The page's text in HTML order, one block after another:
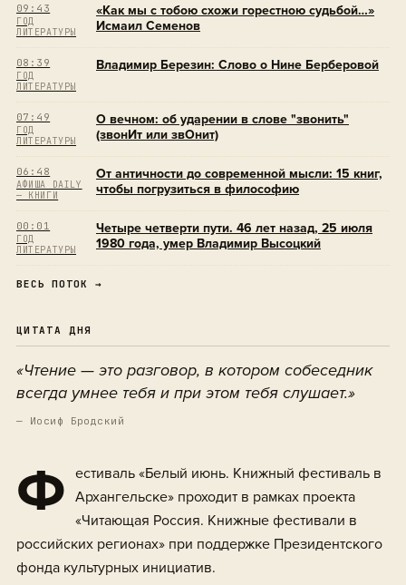
09:43
ГОД
ЛИТЕРАТУРЫ
«Как мы с тобою схожи горестною судьбой…»
Исмаил Семенов
08:39
ГОД
ЛИТЕРАТУРЫ
Владимир Березин: Слово о Нине Берберовой
07:49
ГОД
ЛИТЕРАТУРЫ
О вечном: об ударении в слове "звонить"
(звонИт или звОнит)
06:48
АФИША DAILY
— КНИГИ
От античности до современной мысли: 15 книг,
чтобы погрузиться в философию
00:01
ГОД
ЛИТЕРАТУРЫ
Четыре четверти пути. 46 лет назад, 25 июля
1980 года, умер Владимир Высоцкий
ВЕСЬ ПОТОК →
ЦИТАТА ДНЯ
«Чтение — это разговор, в котором собеседник
всегда умнее тебя и при этом тебя слушает.»
— Иосиф Бродский
Ф естиваль «Белый июнь. Книжный фестиваль в
Архангельске» проходит в рамках проекта
«Читающая Россия. Книжные фестивали в
российских регионах» при поддержке Президентского
фонда культурных инициатив.